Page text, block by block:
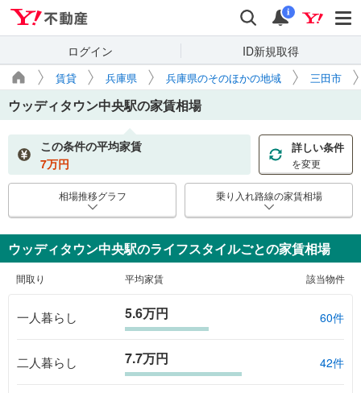
検索 通知
i
ログイン ID新規取得
賃貸 兵庫県 兵庫県のそのほかの地域 三田市
ウッディタウン中央駅の家賃相場
この条件の平均家賃
7万円
詳しい条件
を変更
相場推移グラフ 乗り入れ路線の家賃相場
ウッディタウン中央駅のライフスタイルごとの家賃相場
間取り 平均家賃 該当物件
一人暮らし 5.6万円 60件
二人暮らし 7.7万円 42件